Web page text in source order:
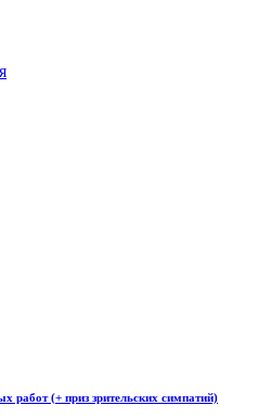
работ (+ приз зрительских симпатий)